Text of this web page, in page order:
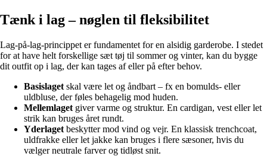
Tænk i lag – nøglen til fleksibilitet
Lag-på-lag-princippet er fundamentet for en alsidig garderobe. I stedet
for at have helt forskellige sæt tøj til sommer og vinter, kan du bygge
dit outfit op i lag, der kan tages af eller på efter behov.
Basislaget skal være let og åndbart – fx en bomulds- eller
uldbluse, der føles behagelig mod huden.
Mellemlaget giver varme og struktur. En cardigan, vest eller let
strik kan bruges året rundt.
Yderlaget beskytter mod vind og vejr. En klassisk trenchcoat,
uldfrakke eller let jakke kan bruges i flere sæsoner, hvis du
vælger neutrale farver og tidløst snit.